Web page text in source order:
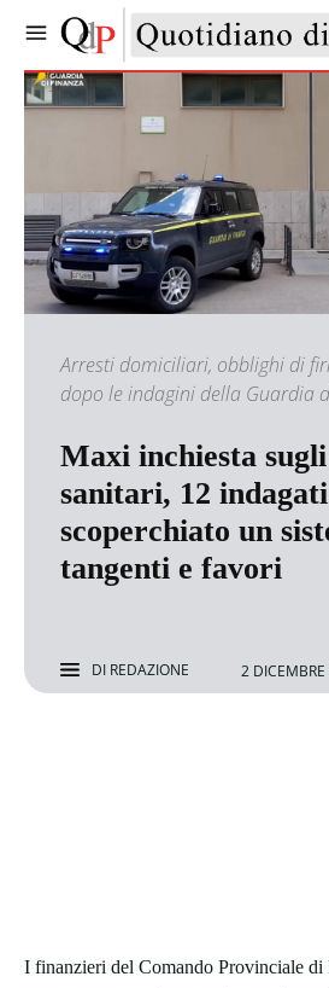
Arresti domiciliari, obblighi di
dopo le indagini della Guardia
Maxi inchiesta
sanitari, 12
scoperchiato un
tangenti e favori
DI REDAZIONE 2
I finanzieri del Comando Provinciale di